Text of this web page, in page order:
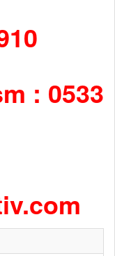
: 0533